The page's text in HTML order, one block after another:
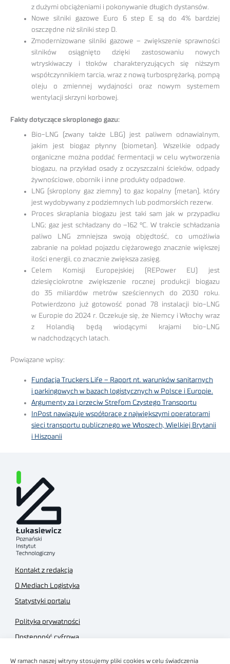
W ramach naszej witryny stosujemy pliki cookies w celu świadczenia
z dużymi obciążeniami i pokonywanie długich dystansów.
Nowe silniki gazowe Euro 6 step E są do 4% bardziej
oszczędne niż silniki step D.
Zmodernizowane silniki gazowe – zwiększenie sprawności
silników osiągnięto dzięki zastosowaniu nowych
wtryskiwaczy i tłoków charakteryzujących się niższym
współczynnikiem tarcia, wraz z nową turbosprężarką, pompą
oleju o zmiennej wydajności oraz nowym systemem
wentylacji skrzyni korbowej.
Fakty dotyczące skroplonego gazu:
Bio-LNG (zwany także LBG) jest paliwem odnawialnym,
jakim jest biogaz płynny (biometan). Wszelkie odpady
organiczne można poddać fermentacji w celu wytworzenia
biogazu, na przykład osady z oczyszczalni ścieków, odpady
żywnościowe, obornik i inne produkty odpadowe.
LNG (skroplony gaz ziemny) to gaz kopalny (metan), który
jest wydobywany z podziemnych lub podmorskich rezerw.
Proces skraplania biogazu jest taki sam jak w przypadku
LNG; gaz jest schładzany do –162 °C. W trakcie schładzania
paliwo LNG zmniejsza swoją objędtość, co umożliwia
zabranie na pokład pojazdu ciężarowego znacznie większej
ilości energii, co znacznie zwiększa zasięg.
Celem Komisji Europejskiej (REPower EU) jest
dziesięciokrotne zwiększenie rocznej produkcji biogazu
do 35 miliardów metrów sześciennych do 2030 roku.
Potwierdzono już gotowość ponad 78 instalacji bio-LNG
w Europie do 2024 r. Oczekuje się, że Niemcy i Włochy wraz
z Holandią będą wiodącymi krajami bio-LNG
w nadchodzących latach.
Powiązane wpisy:
Fundacja Truckers Life – Raport nt. warunków sanitarnych
i parkingowych w bazach logistycznych w Polsce i Europie.
Argumenty za i przeciw Strefom Czystego Transportu
InPost nawiązuje współpracę z największymi operatorami
sieci transportu publicznego we Włoszech, Wielkiej Brytanii
i Hiszpanii
Kontakt z redakcją
O Mediach Logistyka
Statystyki portalu
Polityka prywatności
Dostępność cyfrowa